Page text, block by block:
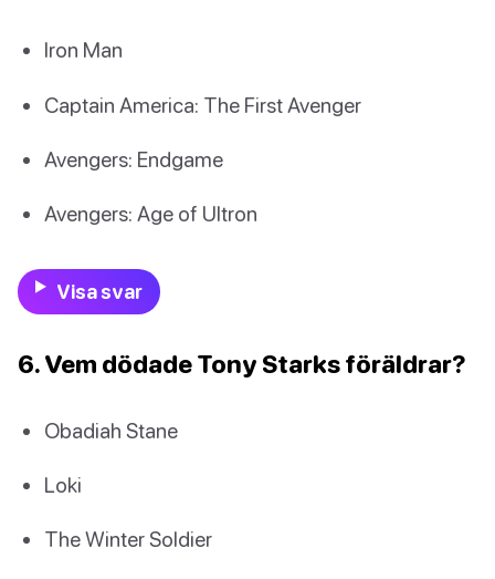
Iron Man
Captain America: The First Avenger
Avengers: Endgame
Avengers: Age of Ultron
Visa svar
6. Vem dödade Tony Starks föräldrar?
Obadiah Stane
Loki
The Winter Soldier